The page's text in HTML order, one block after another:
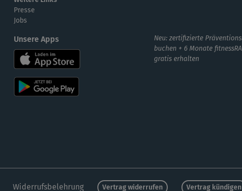
Presse
Jobs
Unsere Apps
Neu: zertifizierte
buchen + 6 Monate
gratis erhalten
Widerrufsbelehrung Vertrag widerrufen Vertrag kündigen